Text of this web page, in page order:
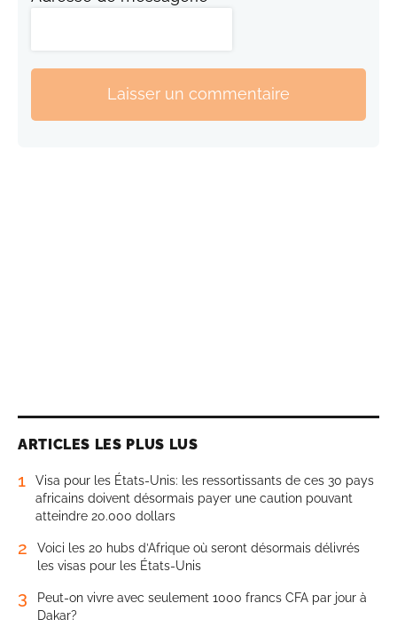
Laisser un commentaire
ARTICLES LES PLUS LUS
1
Visa pour les États-Unis: les ressortissants de ces 30 pays
africains doivent désormais payer une caution pouvant
atteindre 20.000 dollars
2
Voici les 20 hubs d’Afrique où seront désormais délivrés
les visas pour les États-Unis
3
Peut-on vivre avec seulement 1000 francs CFA par jour à
Dakar?